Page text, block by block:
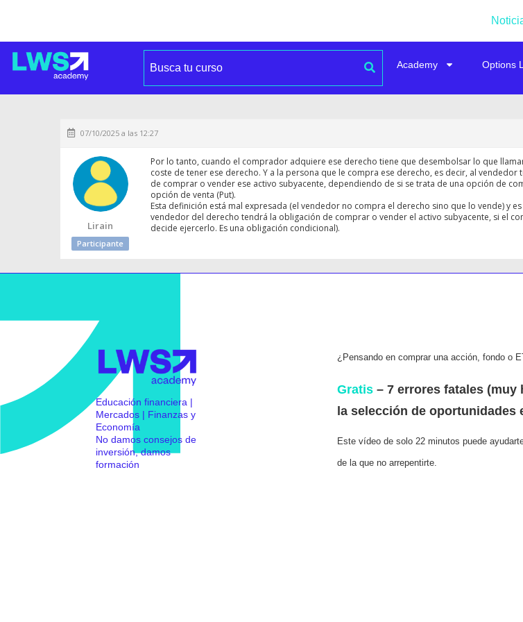
Academy Options
07/10/2025 a las 12:27
Lirain
Participante
Por lo tanto, cuando el comprador adquiere ese derecho tiene que desembolsar lo que
coste de tener ese derecho. Y a la persona que le compra ese derecho, es decir, al vendedor
de comprar o vender ese activo subyacente, dependiendo de si se trata de una opción de
opción de venta (Put).
Esta definición está mal expresada (el vendedor no compra el derecho sino que lo vende) y
vendedor del derecho tendrá la obligación de comprar o vender el activo subyacente, si el
decide ejercerlo. Es una obligación condicional).
Educación financiera |
Mercados | Finanzas y
Economía
No damos consejos de
inversión, damos
formación
¿Pensando en comprar una acción, fondo o
Gratis– 7 errores fatales (muy
la selección de oportunidades
Este vídeo de solo 22 minutos puede
de la que no arrepentirte.